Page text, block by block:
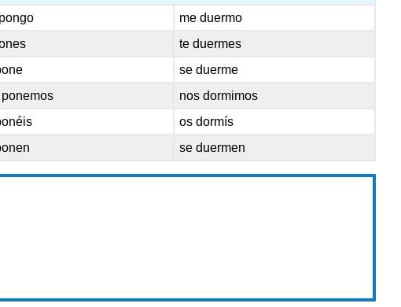
me duermo
te duermes
se duerme
nos dormimos
os dormís
se duermen